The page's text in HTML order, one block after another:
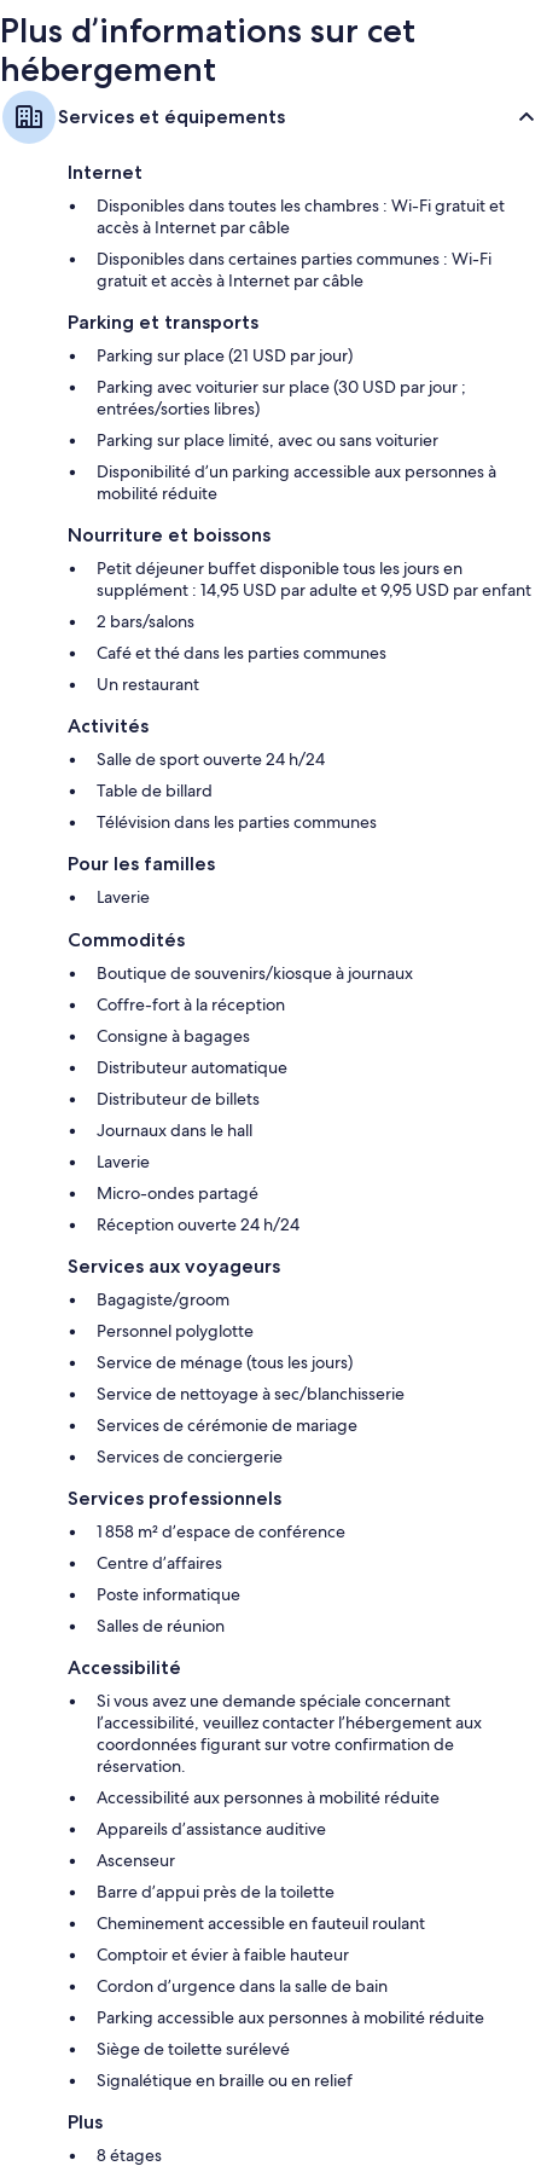
Plus d’informations sur cet
hébergement
Services et équipements
Internet
Disponibles dans toutes les chambres : Wi-Fi gratuit et
accès à Internet par câble
Disponibles dans certaines parties communes : Wi-Fi
gratuit et accès à Internet par câble
Parking et transports
Parking sur place (21 USD par jour)
Parking avec voiturier sur place (30 USD par jour ;
entrées/sorties libres)
Parking sur place limité, avec ou sans voiturier
Disponibilité d’un parking accessible aux personnes à
mobilité réduite
Nourriture et boissons
Petit déjeuner buffet disponible tous les jours en
supplément : 14,95 USD par adulte et 9,95 USD par enfant
2 bars/salons
Café et thé dans les parties communes
Un restaurant
Activités
Salle de sport ouverte 24 h/24
Table de billard
Télévision dans les parties communes
Pour les familles
Laverie
Commodités
Boutique de souvenirs/kiosque à journaux
Coffre-fort à la réception
Consigne à bagages
Distributeur automatique
Distributeur de billets
Journaux dans le hall
Laverie
Micro-ondes partagé
Réception ouverte 24 h/24
Services aux voyageurs
Bagagiste/groom
Personnel polyglotte
Service de ménage (tous les jours)
Service de nettoyage à sec/blanchisserie
Services de cérémonie de mariage
Services de conciergerie
Services professionnels
1 858 m² d’espace de conférence
Centre d’affaires
Poste informatique
Salles de réunion
Accessibilité
Si vous avez une demande spéciale concernant
l’accessibilité, veuillez contacter l’hébergement aux
coordonnées figurant sur votre confirmation de
réservation.
Accessibilité aux personnes à mobilité réduite
Appareils d’assistance auditive
Ascenseur
Barre d’appui près de la toilette
Cheminement accessible en fauteuil roulant
Comptoir et évier à faible hauteur
Cordon d’urgence dans la salle de bain
Parking accessible aux personnes à mobilité réduite
Siège de toilette surélevé
Signalétique en braille ou en relief
Plus
8 étages